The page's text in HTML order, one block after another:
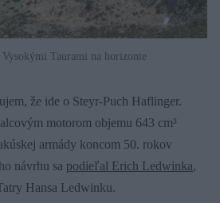
Taurami na horizonte
že ide o Steyr-Puch Haflinger.
motorom objemu 643 cm³
armády koncom 50. rokov
návrhu sa podieľal Erich Ledwinka,
Hansa Ledwinku.